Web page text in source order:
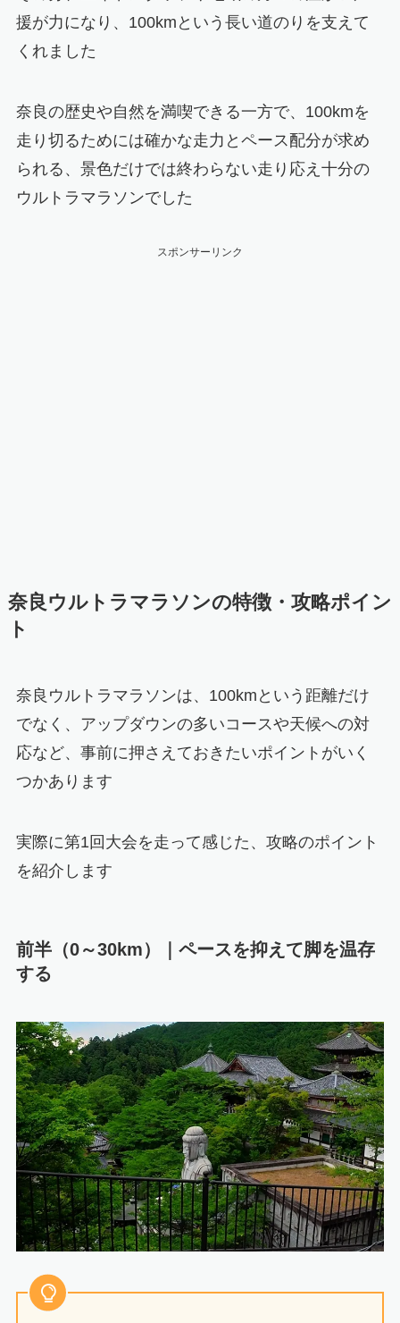
援が力になり、100kmという長い道のりを支えて
くれました
奈良の歴史や自然を満喫できる一方で、100kmを
走り切るためには確かな走力とペース配分が求め
られる、景色だけでは終わらない走り応え十分の
ウルトラマラソンでした
スポンサーリンク
奈良ウルトラマラソンの特徴・攻略ポイン
ト
奈良ウルトラマラソンは、100kmという距離だけ
でなく、アップダウンの多いコースや天候への対
応など、事前に押さえておきたいポイントがいく
つかあります
実際に第1回大会を走って感じた、攻略のポイント
を紹介します
前半（0～30km）｜ペースを抑えて脚を温存
する